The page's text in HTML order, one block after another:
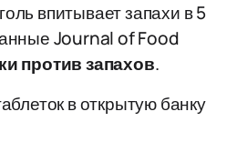
впитывает запахи в 5
Journal of Food
против запахов.
в открытую банку